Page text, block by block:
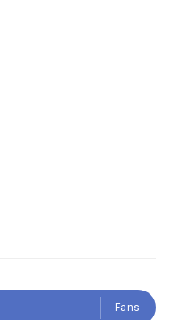
Fans